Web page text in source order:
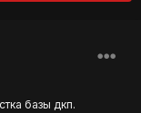
базы дкп.